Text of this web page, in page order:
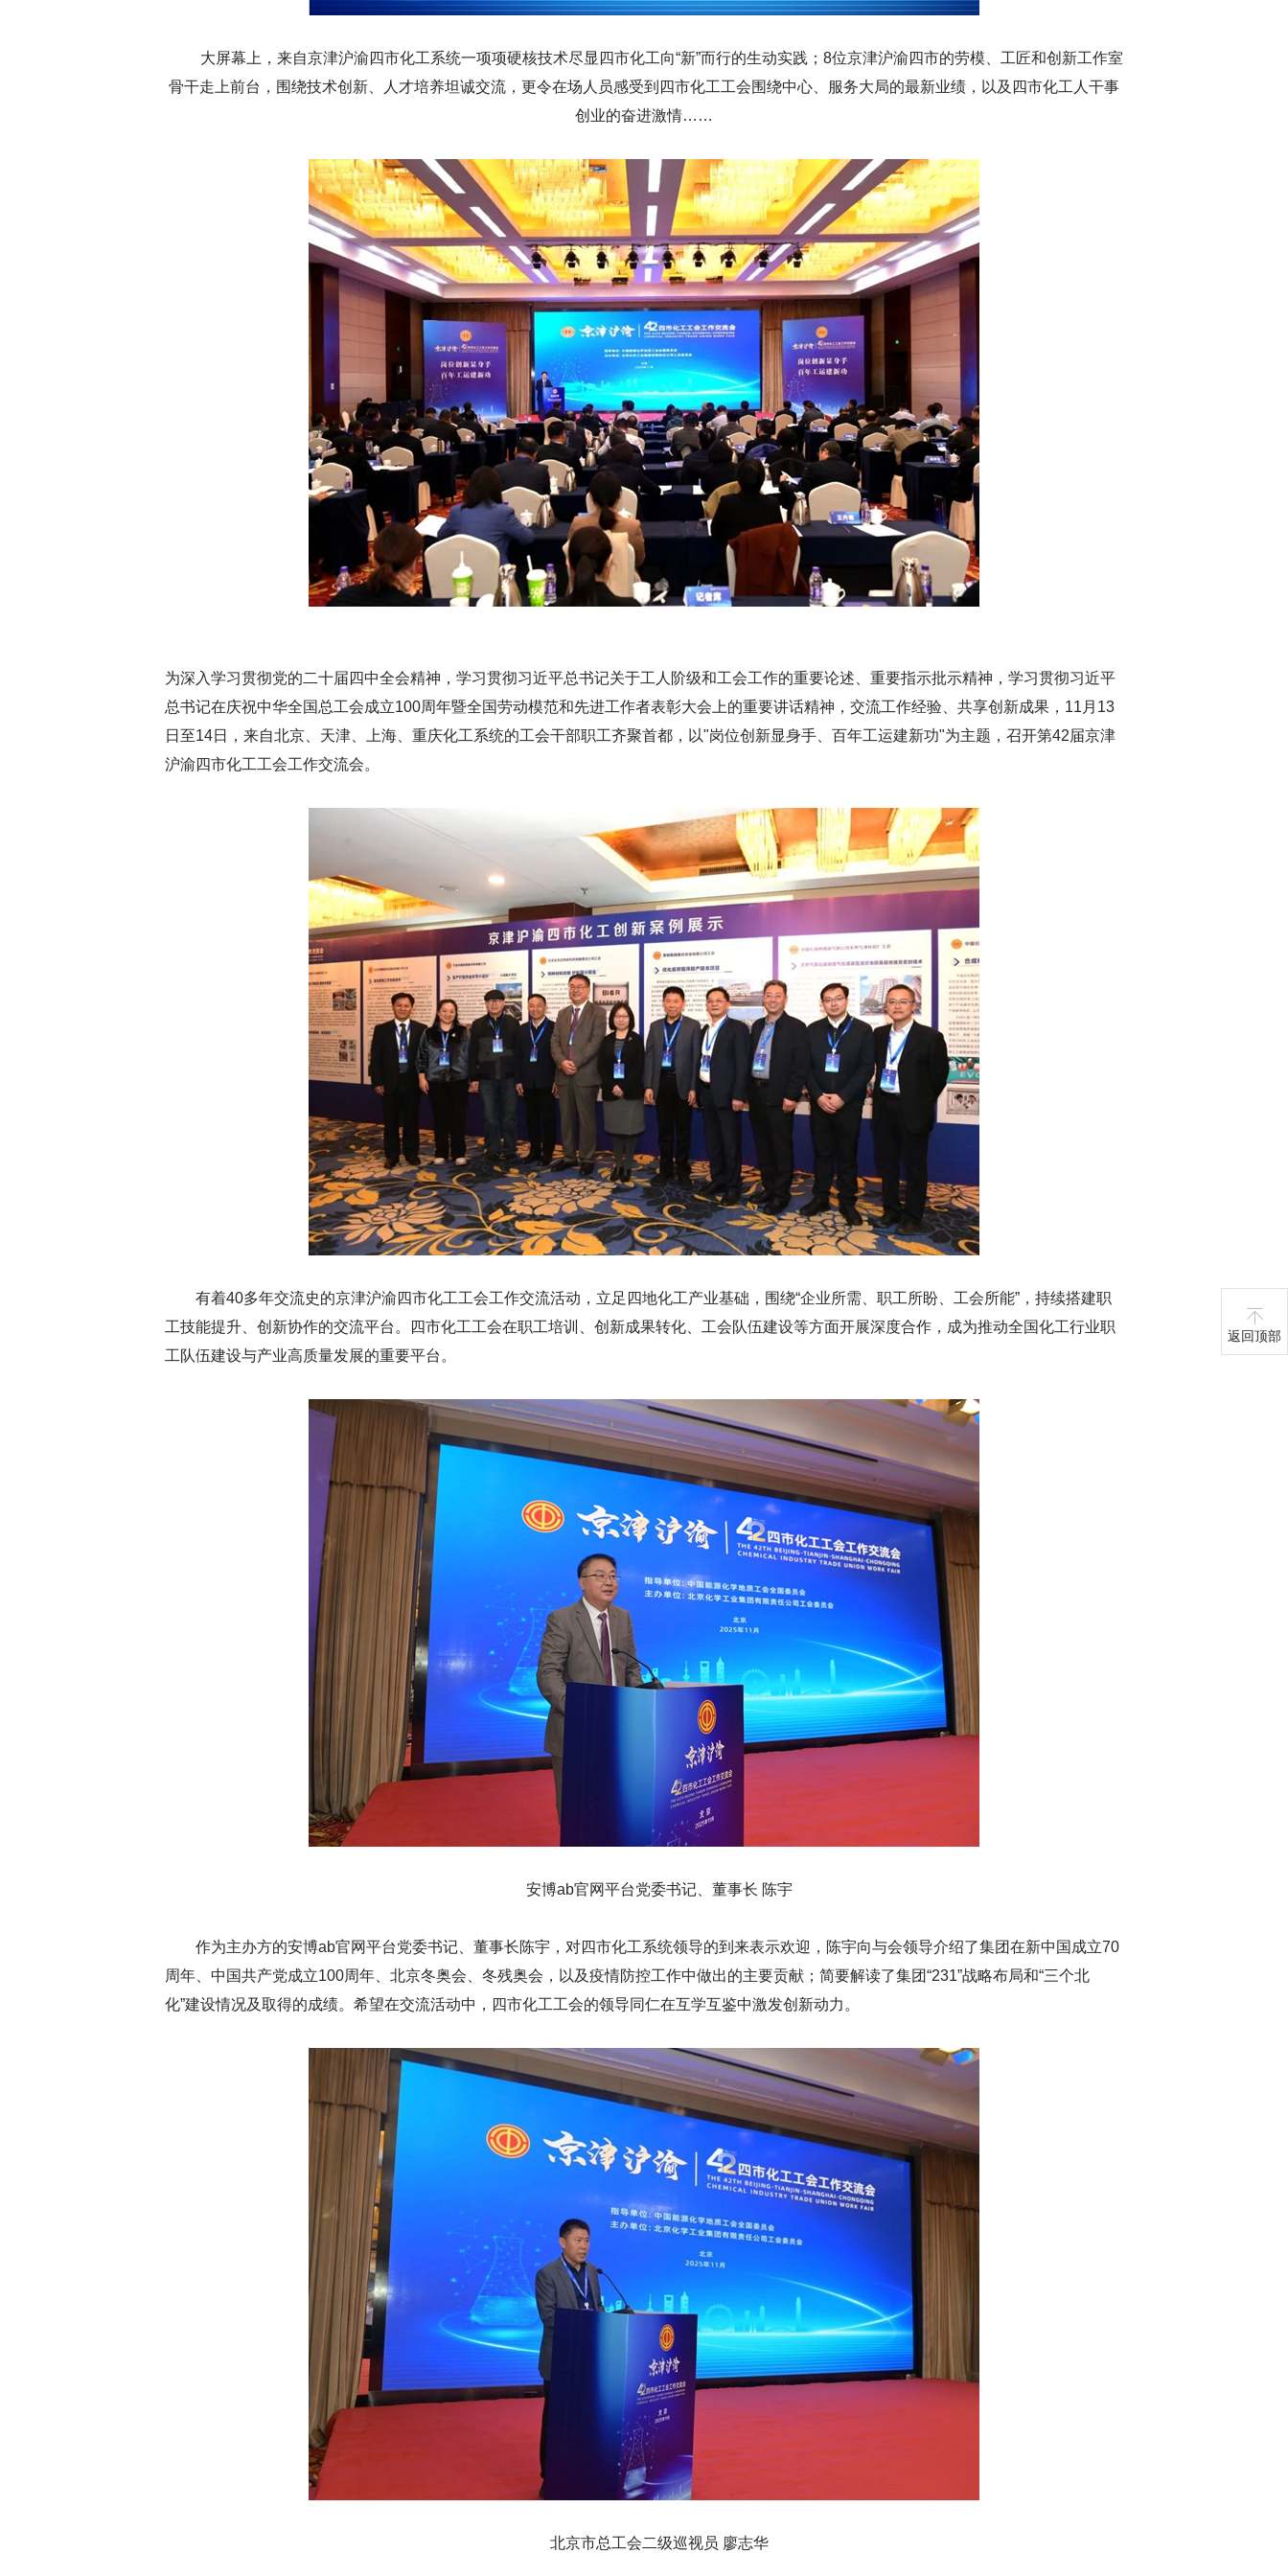
大屏幕上，来自京津沪渝四市化工系统一项项硬核技术尽显四市化工向“新”而行的生动实践；8位京津沪渝四市的劳模、工匠和创新工作室
骨干走上前台，围绕技术创新、人才培养坦诚交流，更令在场人员感受到四市化工工会围绕中心、服务大局的最新业绩，以及四市化工人干事
创业的奋进激情……
为深入学习贯彻党的二十届四中全会精神，学习贯彻习近平总书记关于工人阶级和工会工作的重要论述、重要指示批示精神，学习贯彻习近平
总书记在庆祝中华全国总工会成立100周年暨全国劳动模范和先进工作者表彰大会上的重要讲话精神，交流工作经验、共享创新成果，11月13
日至14日，来自北京、天津、上海、重庆化工系统的工会干部职工齐聚首都，以"岗位创新显身手、百年工运建新功"为主题，召开第42届京津
沪渝四市化工工会工作交流会。
有着40多年交流史的京津沪渝四市化工工会工作交流活动，立足四地化工产业基础，围绕“企业所需、职工所盼、工会所能”，持续搭建职
工技能提升、创新协作的交流平台。四市化工工会在职工培训、创新成果转化、工会队伍建设等方面开展深度合作，成为推动全国化工行业职
工队伍建设与产业高质量发展的重要平台。
安博ab官网平台党委书记、董事长 陈宇
作为主办方的安博ab官网平台党委书记、董事长陈宇，对四市化工系统领导的到来表示欢迎，陈宇向与会领导介绍了集团在新中国成立70
周年、中国共产党成立100周年、北京冬奥会、冬残奥会，以及疫情防控工作中做出的主要贡献；简要解读了集团“231”战略布局和“三个北
化”建设情况及取得的成绩。希望在交流活动中，四市化工工会的领导同仁在互学互鉴中激发创新动力。
北京市总工会二级巡视员 廖志华
返回顶部